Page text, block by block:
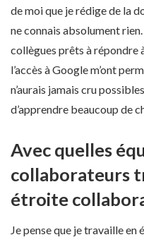
de moi que je rédige de la
ne connais absolument
collègues prêts à répondre
l’accès à Google m’ont
n’aurais jamais cru
d’apprendre beaucoup de
Avec quelles
collaborateurs
étroite
Je pense que je travaille